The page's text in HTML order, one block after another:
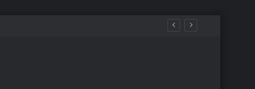
gözaltı var